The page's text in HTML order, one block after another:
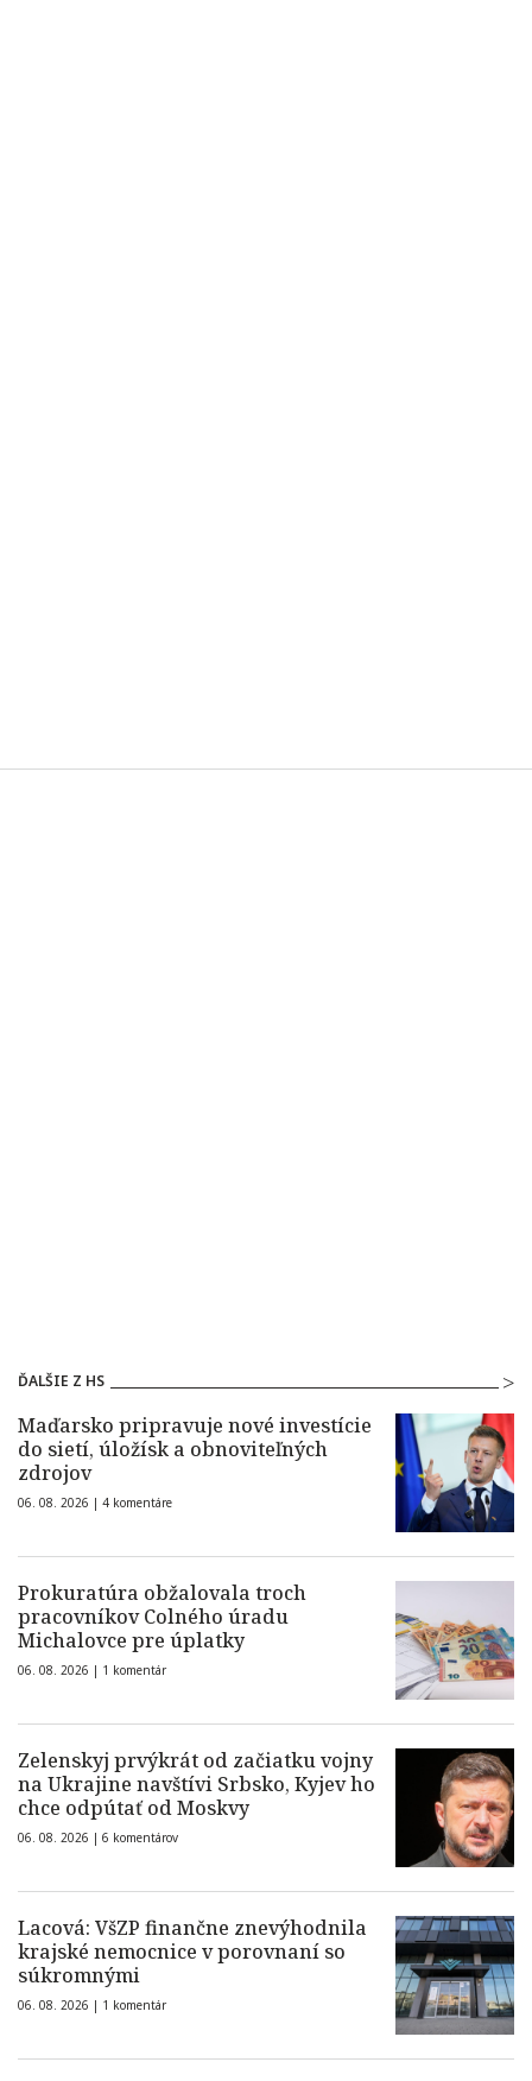
ĎALŠIE Z HS
Maďarsko pripravuje nové investície
do sietí, úložísk a obnoviteľných
zdrojov
06. 08. 2026 | 4 komentáre
Prokuratúra obžalovala troch
pracovníkov Colného úradu
Michalovce pre úplatky
06. 08. 2026 | 1 komentár
Zelenskyj prvýkrát od začiatku vojny
na Ukrajine navštívi Srbsko, Kyjev ho
chce odpútať od Moskvy
06. 08. 2026 | 6 komentárov
Lacová: VšZP finančne znevýhodnila
krajské nemocnice v porovnaní so
súkromnými
06. 08. 2026 | 1 komentár